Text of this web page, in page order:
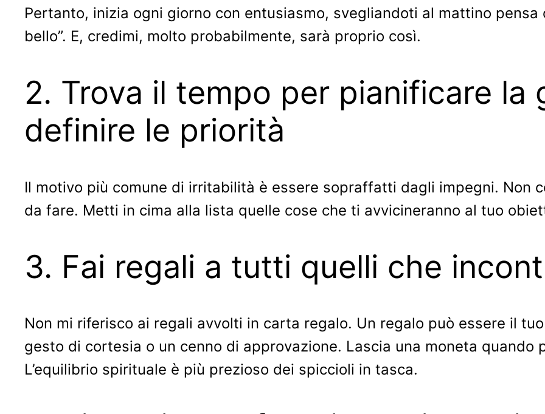
Pertanto, inizia ogni giorno con entusiasmo, svegliandoti al mattino pensa
bello”. E, credimi, molto probabilmente, sarà proprio così.
2. Trova il tempo per pianificare la
definire le priorità
Il motivo più comune di irritabilità è essere sopraffatti dagli impegni. Non
da fare. Metti in cima alla lista quelle cose che ti avvicineranno al tuo
3. Fai regali a tutti quelli che
Non mi riferisco ai regali avvolti in carta regalo. Un regalo può essere il
gesto di cortesia o un cenno di approvazione. Lascia una moneta quando
L’equilibrio spirituale è più prezioso dei spiccioli in tasca.